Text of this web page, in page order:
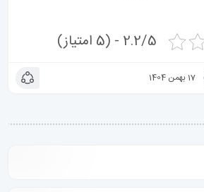
2.2/5 - (5 امتیاز)
17 بهمن 1404